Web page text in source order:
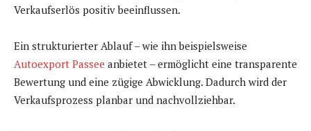
Verkaufserlös positiv beeinflussen.
Ein strukturierter Ablauf – wie ihn beispielsweise
Autoexport Passee anbietet – ermöglicht eine transparente
Bewertung und eine zügige Abwicklung. Dadurch wird der
Verkaufsprozess planbar und nachvollziehbar.